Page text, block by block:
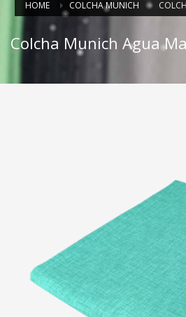
HOME COLCHA MUNICH
Colcha Munich Agua